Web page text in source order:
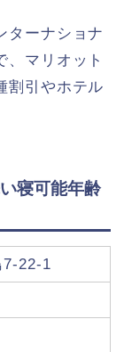
ターナショナ
、マリオット
割引やホテル
寝可能年齢
7-22-1